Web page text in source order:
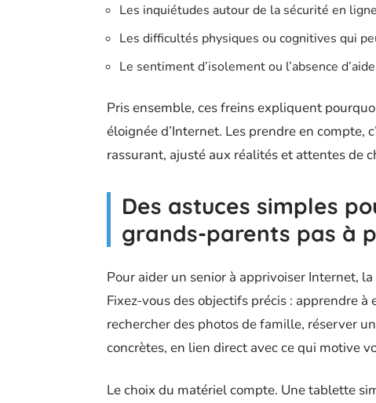
Les inquiétudes autour de la sécurité en
Les difficultés physiques ou cognitives qui
Le sentiment d’isolement ou l’absence
Pris ensemble, ces freins expliquent
éloignée d’Internet. Les prendre en compte,
rassurant, ajusté aux réalités et attentes de
Des astuces simples
grands-parents pas à
Pour aider un senior à apprivoiser Internet,
Fixez-vous des objectifs précis : apprendre
rechercher des photos de famille, réserver
concrètes, en lien direct avec ce qui motive
Le choix du matériel compte. Une tablette